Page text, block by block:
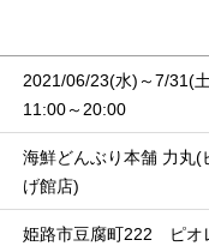
2021/06/23(水)～7/31(
11:00～20:00
海鮮どんぶり本舗 力丸(
げ館店)
姫路市豆腐町222 ピオ